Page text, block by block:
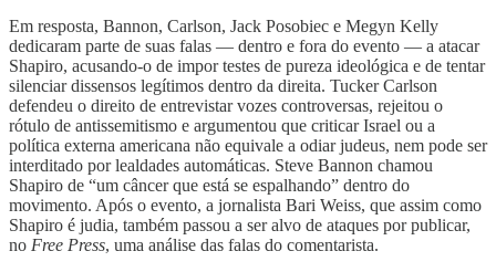
Em resposta, Bannon, Carlson, Jack Posobiec e Megyn Kelly
dedicaram parte de suas falas — dentro e fora do evento — a atacar
Shapiro, acusando-o de impor testes de pureza ideológica e de tentar
silenciar dissensos legítimos dentro da direita. Tucker Carlson
defendeu o direito de entrevistar vozes controversas, rejeitou o
rótulo de antissemitismo e argumentou que criticar Israel ou a
política externa americana não equivale a odiar judeus, nem pode ser
interditado por lealdades automáticas. Steve Bannon chamou
Shapiro de “um câncer que está se espalhando” dentro do
movimento. Após o evento, a jornalista Bari Weiss, que assim como
Shapiro é judia, também passou a ser alvo de ataques por publicar,
no Free Press, uma análise das falas do comentarista.